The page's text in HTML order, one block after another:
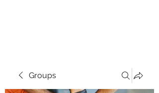
Groups